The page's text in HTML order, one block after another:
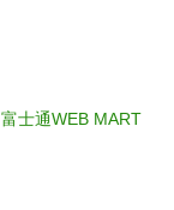
富士通WEB MART